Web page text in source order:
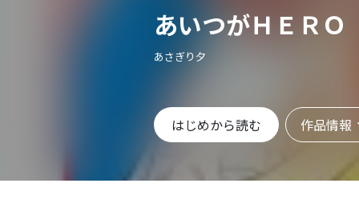
あいつがＨＥＲＯ
あさぎり夕
はじめから読む 作品情報